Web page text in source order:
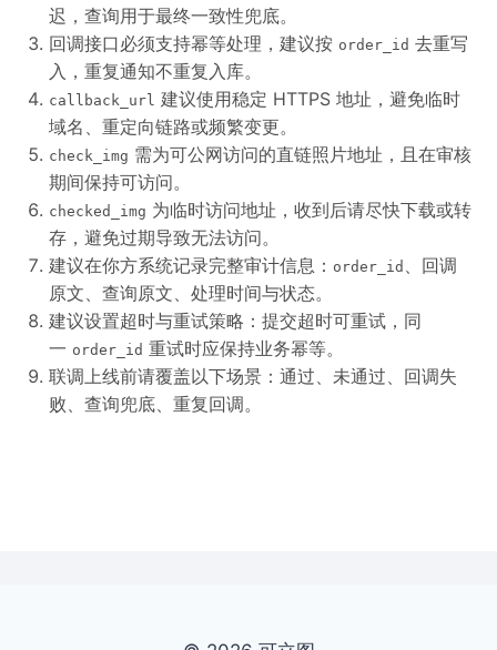
迟，查询用于最终一致性兜底。
回调接口必须支持幂等处理，建议按 order_id 去重写
入，重复通知不重复入库。
callback_url 建议使用稳定 HTTPS 地址，避免临时
域名、重定向链路或频繁变更。
check_img 需为可公网访问的直链照片地址，且在审核
期间保持可访问。
checked_img 为临时访问地址，收到后请尽快下载或转
存，避免过期导致无法访问。
建议在你方系统记录完整审计信息： order_id 、回调
原文、查询原文、处理时间与状态。
建议设置超时与重试策略：提交超时可重试，同
一 order_id 重试时应保持业务幂等。
联调上线前请覆盖以下场景：通过、未通过、回调失
败、查询兜底、重复回调。